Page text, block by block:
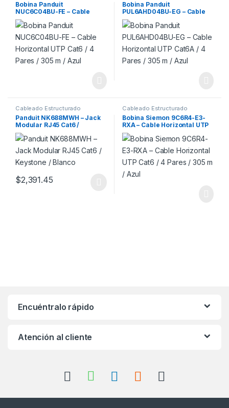
Bobina Panduit
NUC6C04BU-FE – Cable
Horizontal UTP Cat6 / 4
Pares / 305 m / Azul
Bobina Panduit
PUL6AHD04BU-EG – Cable
Horizontal UTP Cat6A / 4
Pares / 305 m / Azul
Cableado Estructurado
Panduit NK688MWH – Jack
Modular RJ45 Cat6 /
Keystone / Blanco
$2,391.45
Este producto tiene múltiples variantes. Las opciones se
Cableado Estructurado
Bobina Siemon 9C6R4-E3-
RXA – Cable Horizontal UTP
Cat6 / 4 Pares / 305 m / Azul
Encuéntralo rápido
Atención al cliente